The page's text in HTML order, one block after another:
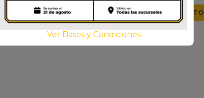
AL CARRITO AÑADIR AL CARRITO
Ver Bases y Condiciones